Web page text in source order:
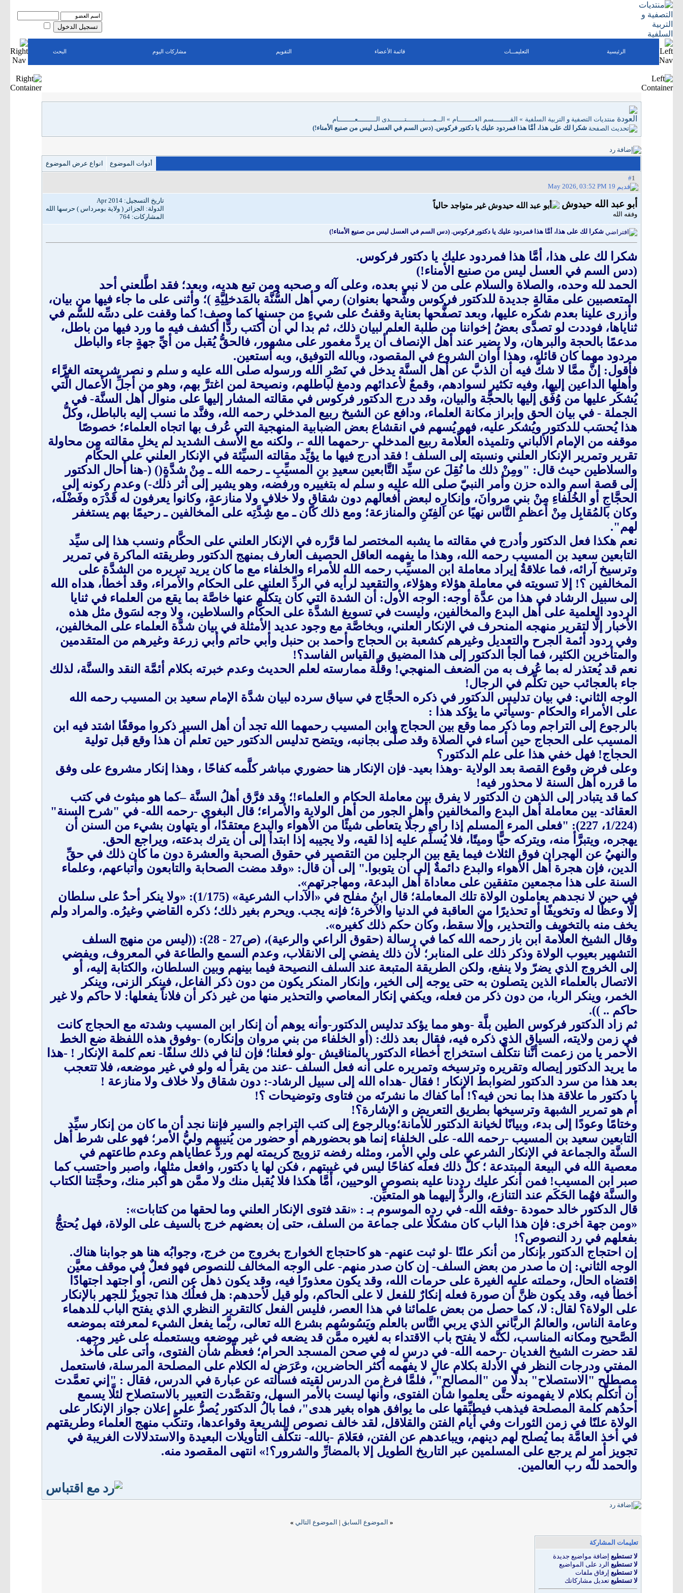
الرئيسية التعليمـــات قائمة الأعضاء التقويم مشاركات اليوم البحث
منتديات التصفية و التربية السلفية » القــــــــسم العــــــــام » الــمــــنــــــــتـــــــدى الـــــــــعــــــــام
شكرا لك على هذا، أمَّا هذا فمردود عليك يا دكتور فركوس. (دس السم في العسل ليس من صنيع الأمناء!)
أدوات الموضوع
انواع عرض الموضوع
1
أبو عبد الله حيدوش
وفقه الله
تاريخ التسجيل: Apr 2014
الدولة: الجزائر ( ولاية بومرداس ) حرسها الله
المشاركات: 764
شكرا لك على هذا، أمَّا هذا فمردود عليك يا دكتور فركوس. (دس السم في العسل ليس من صنيع الأمناء!)
شكرا لك على هذا، أمَّا هذا فمردود عليك يا دكتور فركوس.
(دس السم في العسل ليس من صنيع الأمناء!)
الحمد لله وحده، والصلاة والسلام على من لا نبي بعده، وعلى آله و صحبه ومن تبع هديه، وبعد؛ فقد اطَّلعني أحد
المتعصبين على مقالةٍ جديدة للدكتور فركوس وشَّحها بعنوان) رمي أهل السُّنَّة بالمَدخلِيَّةِ )؛ وأثنى على ما جاء فيها من بيان،
وأزرى علينا بعدم شكره عليها، وبعد تصفُّحها بعناية وقفتُ على شيءٍ من حسنها كما وصف! كما وقفت على دسِّه للسُّم في
ثناياها، فوددت لو تصدَّى بعضُ إخواننا من طلبة العلم لبيان ذلك، ثم بدا لي أن أكتب ردًّا أكشف فيه ما ورد فيها من باطل،
مدعمًا بالحجة والبرهان، ولا يضير عند أهل الإنصاف أن يردَّ مغمور على مشهور، فالحقُّ يُقبل من أيِّ جهةٍ جاء والباطل
مردود مهما كان قائله، وهذا أوان الشروع في المقصود، وبالله التوفيق، وبه أستعين.
فأقول: إنَّ ممَّا لا شكَّ فيه أن الذبَّ عن أهل السنَّة يدخل في نَصْرِ الله ورسوله صلى الله عليه و سلم و نصر شريعته الغرَّاء
وأهلها الداعين إليها، وفيه تكثير لسوادهم، وقمعٌ لأعدائهم ودمغ لباطلهم، ونصيحة لمن اغترَّ بهم، وهو من أجلِّ الأعمال الَّتي
يُشكَر عليها من وُفِّق إليها بالحجَّة والبيان، وقد درج الدكتور فركوس في مقالته المشار إليها على منوال أهل السنَّة- في
الجملة - في بيان الحق وإبراز مكانة العلماء، ودافع عن الشيخ ربيع المدخلي رحمه الله، وفنَّد ما نسب إليه بالباطل، وكلُّ
هذا يُحسَب للدكتور ويُشكر عليه، فهو يُسهم في انقشاع بعض الضبابية المنهجية التي عُرف بها اتجاه العلماء؛ خصوصًا
موقفه من الإمام الألباني وتلميذه العلَّامة ربيع المدخلي -رحمهما الله -، ولكنه مع الأسف الشديد لم يخلِ مقالته من محاولة
تقرير وتمرير الإنكار العلني ونسبته إلى السلف ! فقد أدرج فيها ما يؤيِّد مقالته السيِّئة في الإنكار العلني على الحكَّام
والسلاطين حيث قال: "ومِنْ ذلك ما نُقِلَ عن سيِّد التَّابعين سعيدِ بنِ المسيِّبِ ـ رحمه الله ـ مِنْ شدَّةٍ() (-هنا أحال الدكتور
إلى قصة اسم والده حزن وأمر النبيّ صلى الله عليه و سلم له بتغييره ورفضه، وهو يشير إلى أثر ذلك-) وعدمِ ركونه إلى
الحجَّاجِ أو الخُلَفاءِ مِنْ بني مروانَ، وإنكارِه لبعض أفعالهم دون شقاقٍ ولا خلافٍ ولا منازعةٍ، وكانوا يعرفون له قَدْرَه وفَضْلَه،
وكان بالمُقابِل مِنْ أعظمِ النَّاس نهيًا عن الفِتَنِ والمنازعة؛ ومع ذلك كان ـ مع شِدَّتِه على المخالفين ـ رحيمًا بهم يستغفر
لهم".
نعم هكذا فعل الدكتور وأدرج في مقالته ما يشبه المختصر لما قرَّره في الإنكار العلني على الحكَّام ونسب هذا إلى سيِّد
التابعين سعيد بن المسيب رحمه الله، وهذا ما يفهمه العاقل الحصيف العارف بمنهج الدكتور وطريقته الماكرة في تمرير
وترسيخ آرائه، فما علاقةُ إيراد معاملة ابن المسيِّب رحمه الله للأمراء والخلفاء مع ما كان يريد تبريره من الشدَّة على
المخالفين ؟! إلا تسويته في معاملة هؤلاء وهؤلاء، والتقعيد لرأيه في الردِّ العلني على الحكام والأمراء، وقد أخطأ، هداه الله
إلى سبيل الرشاد في هذا من عدَّة أوجه: الوجه الأول: أن الشدة التي كان يتكلَّم عنها خاصَّة بما يقع من العلماء في ثنايا
الردود العلمية على أهل البدع والمخالفين، وليست في تسويغ الشدَّة على الحكَّام والسلاطين، ولا وجه لسَوق مثل هذه
الأخبار إلَّا لتقرير منهجه المنحرف في الإنكار العلني، وبخاصَّة مع وجود عديد الأمثلة في بيان شدَّة العلماء على المخالفين،
وفي ردود أئمة الجرح والتعديل وغيرهم كشعبة بن الحجاج وأحمد بن حنبل وأبي حاتم وأبي زرعة وغيرهم من المتقدمين
والمتأخرين الكثير، فما ألجأ الدكتور إلى هذا المضيق و القياس الفاسد؟!
نعم قد يُعتذر له بما عُرف به من الضعف المنهجي! وقلَّة ممارسته لعلم الحديث وعدم خبرته بكلام أئمَّة النقد والسنَّة، لذلك
جاء بالعجائب حين تكلَّم في الرجال!
الوجه الثاني: في بيان تدليس الدكتور في ذكره الحجَّاج في سياق سرده لبيان شدَّة الإمام سعيد بن المسيب رحمه الله
على الأمراء والحكام -وسيأتي ما يؤكد هذا :
بالرجوع إلى التراجم وما ذكر مما وقع بين الحجاج وابن المسيب رحمهما الله تجد أن أهل السير ذكروا موقفًا اشتد فيه ابن
المسيب على الحجاج حين أساء في الصلاة وقد صلَّى بجانبه، ويتضح تدليس الدكتور حين تعلم أن هذا وقع قبل تولية
الحجاج! فهل خفي هذا على علم الدكتور؟
وعلى فرض وقوع القصة بعد الولاية -وهذا بعيد- فإن الإنكار هنا حضوري مباشر كلَّمه كفاحًا ، وهذا إنكار مشروع على وفق
ما قرره أهل السنة لا محذور فيه!
كما قد يتبادر إلى الذهن ن الدكتور لا يفرق بين معاملة الحكام و العلماء!؛ وقد فرَّق أهلُ السنَّة –كما هو مبثوث في كتب
العقائد- بين معاملة أهل البدع والمخالفين وأهل الجور من أهل الولاية والأمراء؛ قال البغوي -رحمه الله- في "شرح السنة"
(1/224، 227): "فعلى المرء المسلم إذا رأى رجلًا يتعاطى شيئًا من الأهواء والبدع معتقدًا، أو يتهاون بشيء من السنن أن
يهجره، ويتبرَّأ منه، ويتركه حيًّا وميتًا، فلا يُسلِّم عليه إذا لقيه، ولا يجيبه إذا ابتدأ إلى أن يترك بدعته، ويراجع الحق.
والنهيُ عن الهجران فوق الثلاث فيما يقع بين الرجلين من التقصير في حقوق الصحبة والعشرة دون ما كان ذلك في حقِّ
الدين، فإن هجرة أهل الأهواء والبدع دائمةٌ إلى أن يتوبوا." إلى أن قال: «وقد مضت الصحابة والتابعون وأتباعهم، وعلماء
السنة على هذا مجمعين متفقين على معاداة أهل البدعة، ومهاجرتهم».
في حين لا نجدهم يعاملون الولاة تلك المعاملة؛ قال ابنُ مفلح في «الآداب الشرعية» (1/175): «ولا ينكر أحدٌ على سلطان
إلَّا وعظًا له وتخويفًا أو تحذيرًا من العاقبة في الدنيا والآخرة؛ فإنه يجب. ويحرم بغير ذلك؛ ذكره القاضي وغيرُه. والمراد ولم
يخف منه بالتخويف والتحذير، وإلَّا سقط، وكان حكم ذلك كغيره».
وقال الشيخ العلَّامة ابن باز رحمه الله كما في رسالة (حقوق الراعي والرعية)، (ص27 - 28): ((ليس من منهج السلف
التشهير بعيوب الولاة وذكر ذلك على المنابر؛ لأن ذلك يفضي إلى الانقلاب، وعدم السمع والطاعة في المعروف، ويفضي
إلى الخروج الذي يضرّ ولا ينفع، ولكن الطريقة المتبعة عند السلف النصيحة فيما بينهم وبين السلطان، والكتابة إليه، أو
الاتصال بالعلماء الذين يتصلون به حتى يوجه إلى الخير، وإنكار المنكر يكون من دون ذكر الفاعل، فينكر الزنى، وينكر
الخمر، وينكر الربا، من دون ذكر من فعله، ويكفي إنكار المعاصي والتحذير منها من غير ذكر أن فلاناً يفعلها: لا حاكم ولا غير
حاكم .. )).
ثم زاد الدكتور فركوس الطين بلَّة -وهو مما يؤكد تدليس الدكتور-وأنه يوهم أن إنكار ابن المسيب وشدته مع الحجاج كانت
في زمن ولايته، السياق الذي ذكره فيه، فقال بعد ذلك: (أو الخلفاء من بني مروان وإنكاره) -وفوق هذه اللفظة ضع الخط
الأحمر يا من زعمت أنَّنا نتكلَّف استخراج أخطاء الدكتور بالمناقيش -ولو فعلنا؛ فإن لنا في ذلك سلفًا- نعم كلمة الإنكار ! -هذا
ما يريد الدكتور إيصاله وتقريره وترسيخه وتمريره على أنه فعل السلف -عند من يقرأ له ولو في غير موضعه، فلا تتعجب
بعد هذا من سرد الدكتور لضوابط الإنكار ! فقال -هداه الله إلى سبيل الرشاد-: دون شقاق ولا خلاف ولا منازعة !
يا دكتور ما علاقة هذا بما نحن فيه؟! أما كفاك ما نشرتَه من فتاوى وتوضيحات ؟!
أم هو تمرير الشبهة وترسيخها بطريق التعريض و الإشارة؟!
وختامًا وعودًا إلى بدء، وبيانًا لخيانة الدكتور للأمانة؛وبالرجوع إلى كتب التراجم والسير فإننا نجد أن ما كان من إنكار سيِّد
التابعين سعيد بن المسيب -رحمه الله- على الخلفاء إنما هو بحضورهم أو حضور من يُنيبهم وليُّ الأمر؛ فهو على شرط أهل
السنَّة والجماعة في الإنكار الشرعي على ولي الأمر، ومثله رفضه تزويج كريمته لهم وردُّ عطاياهم وعدم طاعتهم في
معصية الله في البيعة المبتدعة ؛ كلُّ ذلك فعلَه كفاحًا ليس في غيبتهم ، فكن لها يا دكتور، وافعل مثلها، واصبر واحتسب كما
صبر ابن المسيب! فمن أنكر عليك رددنا عليه بنصوص الوحيين، أمَّا هكذا فلا يُقبل منك ولا ممَّن هو أكبر منك، وحجَّتنا الكتاب
والسنَّة فهُما الحَكَم عند التنازع، والردُّ إليهما هو المتعيِّن.
قال الدكتور خالد حمودة -وفقه الله- في رده الموسوم بـ : «نقد فتوى الإنكار العلني وما لحقها من كتابات»:
«ومن جهة أخرى: فإن هذا الباب كان مشكلًا على جماعة من السلف، حتى إن بعضهم خرج بالسيف على الولاة، فهل يُحتجُّ
بفعلهم في رد النصوص؟!
إن احتجاج الدكتور بإنكار من أنكر علنًا -لو ثبت عنهم- هو كاحتجاج الخوارج بخروج من خرج، وجوابُه هنا هو جوابنا هناك.
الوجه الثاني: إن ما صدر من بعض السلف- إن كان صدر منهم- على الوجه المخالف للنصوص فهو فعلٌ في موقف معيَّن
اقتضاه الحال، وحملته عليه الغيرة على حرمات الله، وقد يكون معذورًا فيه، وقد يكون ذهل عن النص، أو اجتهد اجتهادًا
أخطأ فيه، وقد يكون ظنَّ أن صورة فعله إنكارٌ للفعل لا على الحاكم، ولو قيل لأحدهم: هل فعلُك هذا تجويزٌ للجهر بالإنكار
على الولاة؟ لقال: لا، كما حصل من بعض علمائنا في هذا العصر، فليس الفعل كالتقرير النظري الذي يفتح الباب للدهماء
وعامة الناس، والعالمُ الربَّاني الذي يربي النَّاس بالعلم ويَسُوسُهم بشرع الله تعالى، ربَّما يفعل الشيء لمعرفته بموضعه
الصَّحيح ومكانه المناسب، لكنَّه لا يفتح باب الاقتداء به لغيره ممَّن قد يضعه في غير موضعه ويستعمله على غير وجهه.
لقد حضرت الشيخ الغديان -رحمه الله- في درسٍ له في صحن المسجد الحرام؛ فعظَّم شأن الفتوى، وأتى على مآخذ
المفتي ودرجات النظر في الأدلة بكلام عالٍ لا يفهمه أكثر الحاضرين، وعَرَض له الكلام على المصلحة المرسلة، فاستعمل
مصطلح "الاستصلاح" بدلًا من "المصالح" ، فلمَّا فرغ من الدرس لقيته فسألته عن عبارة في الدرس، فقال : "إني تعمَّدت
أن أتكلَّم بكلام لا يفهمونه حتَّى يعلموا شأن الفتوى، وأنها ليست بالأمر السهل، وتقصَّدت التعبير بالاستصلاح لئلَّا يسمع
أحدُهم كلمة المصلحة فيذهب فيطبِّقها على ما يوافق هواه بغير هدى"، فما بالُ الدكتور يُصرُّ على إعلان جواز الإنكار على
الولاة علنًا في زمن الثورات وفي أيام الفتن والقلاقل، لقد خالف نصوص الشريعة وقواعدها، وتنكَّب منهج العلماء وطريقتهم
في أخذ العامَّة بما يُصلح لهم دينهم، ويباعدهم عن الفتن، فعَلامَ -بالله- نتكلَّف التأويلات البعيدة والاستدلالات الغريبة في
تجويز أمرٍ لم يرجع على المسلمين عبر التاريخ الطويل إلا بالمضارِّ والشرور؟!» انتهى المقصود منه.
والحمد لله رب العالمين.
« الموضوع السابق | الموضوع التالي »
تعليمات المشاركة
لا تستطيع إضافة مواضيع جديدة
لا تستطيع الرد على المواضيع
لا تستطيع إرفاق ملفات
لا تستطيع تعديل مشاركاتك